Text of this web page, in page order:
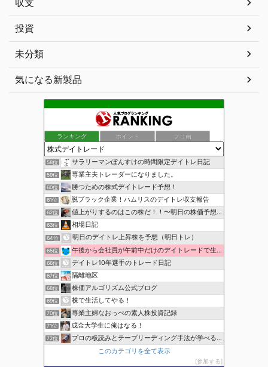
投資
未分類
気になる新製品
ランキング ポイント ブロ画
58位 サラリーマンぽんすけの時間限定デイトレ日記
59位 専業主夫トレーダーになりました。
60位 勝つための株式デイトレード予想！
61位 脱ブラック企業！ハムリスのデイトレ収支報告
62位 値上がりするのはこの株だ！！〜明日の株価予想〜
63位 相場日記
64位 明日のデイトレ上昇株を予想（明日トレ）
65位 午後から会社員が午前中だけのデイトレードで生活費を稼ぐ！
66位 デイトレ10年選手のトレード日記
67位 隔離地区
68位 株価アルゴリズム公式ブログ
69位 株で生活してやる！
70位 専業主婦なおっぺの素人株投資記録
71位 成金大学生に俺はなる！
72位
プロの板読みとテープリーディング手法が学べる！
このカテゴリを全て表示
参加する